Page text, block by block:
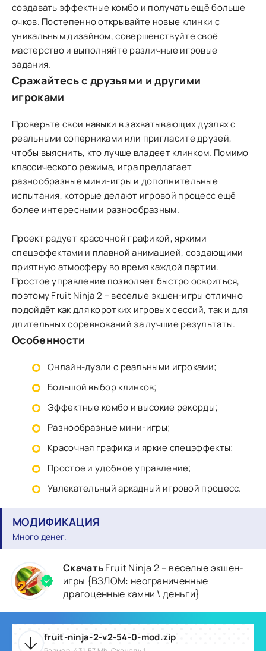
создавать эффектные комбо и получать ещё больше
очков. Постепенно открывайте новые клинки с
уникальным дизайном, совершенствуйте своё
мастерство и выполняйте различные игровые
задания.
Сражайтесь с друзьями и другими
игроками
Проверьте свои навыки в захватывающих дуэлях с
реальными соперниками или пригласите друзей,
чтобы выяснить, кто лучше владеет клинком. Помимо
классического режима, игра предлагает
разнообразные мини-игры и дополнительные
испытания, которые делают игровой процесс ещё
более интересным и разнообразным.
Проект радует красочной графикой, яркими
спецэффектами и плавной анимацией, создающими
приятную атмосферу во время каждой партии.
Простое управление позволяет быстро освоиться,
поэтому Fruit Ninja 2 – веселые экшен-игры отлично
подойдёт как для коротких игровых сессий, так и для
длительных соревнований за лучшие результаты.
Особенности
Онлайн-дуэли с реальными игроками;
Большой выбор клинков;
Эффектные комбо и высокие рекорды;
Разнообразные мини-игры;
Красочная графика и яркие спецэффекты;
Простое и удобное управление;
Увлекательный аркадный игровой процесс.
МОДИФИКАЦИЯ
Много денег.
СкачатьFruit Ninja 2 – веселые экшен-
игры {ВЗЛОМ: неограниченные
драгоценные камни \ деньги}
fruit-ninja-2-v2-54-0-mod.zip